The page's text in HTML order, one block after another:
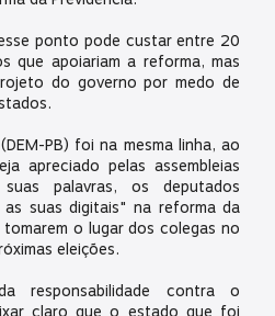
ponto pode custar entre 20
que apoiariam a reforma, mas
do governo por medo de
PB) foi na mesma linha, ao
apreciado pelas assembleias
palavras, os deputados
as suas digitais" na reforma da
o lugar dos colegas no
eleições.
responsabilidade contra o